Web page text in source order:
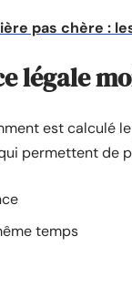
pas chère :
légale
est calculé
permettent de
temps